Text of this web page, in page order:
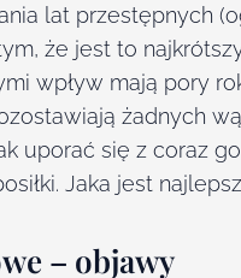
lat przestępnych
że jest to
wpływ mają pory
żadnych
uporać się z coraz
Jaka jest
– objawy